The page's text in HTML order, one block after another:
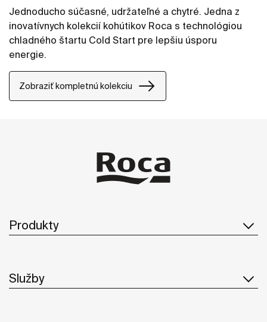
Jednoducho súčasné, udržateľné a chytré. Jedna z
inovatívnych kolekcií kohútikov Roca s technológiou
chladného štartu Cold Start pre lepšiu úsporu
energie.
Zobraziť kompletnú kolekciu
Produkty
Služby